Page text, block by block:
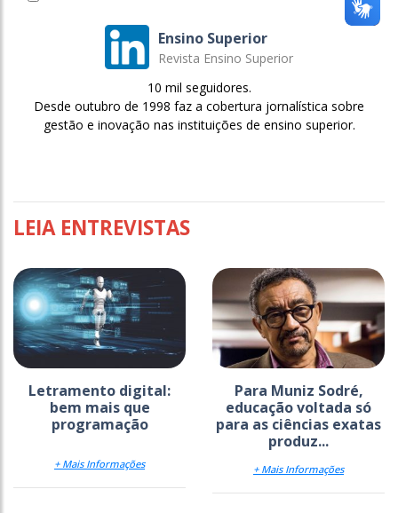
Ensino Superior
Revista Ensino Superior
10 mil seguidores.
Desde outubro de 1998 faz a cobertura jornalística sobre
gestão e inovação nas instituições de ensino superior.
LEIA ENTREVISTAS
Letramento digital:
bem mais que
programação
+ Mais Informações
Para Muniz Sodré,
educação voltada só
para as ciências exatas
produz...
+ Mais Informações